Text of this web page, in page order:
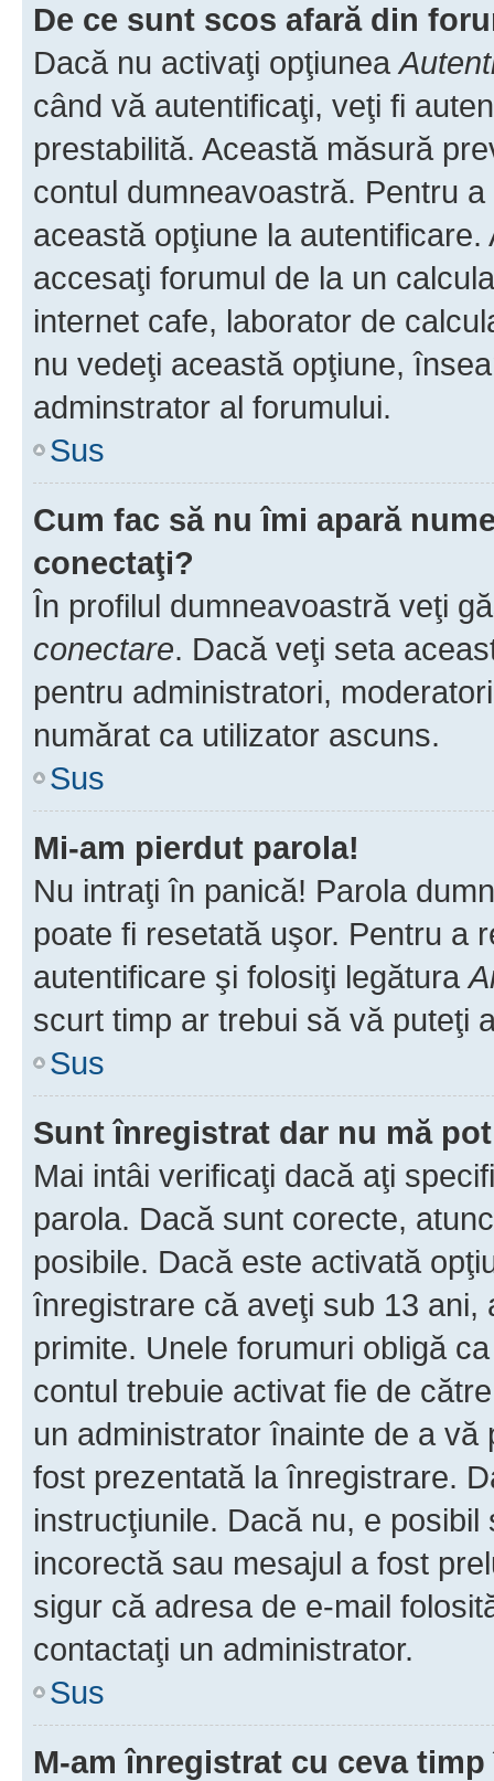
De ce sunt scos afară din
Dacă nu activaţi opţiunea
când vă autentificaţi, veţi fi
prestabilită. Această măsură
contul dumneavoastră. Pentru
această opţiune la
accesaţi forumul de la un
internet cafe, laborator de
nu vedeţi această opţiune,
adminstrator al forumului.
Sus
Cum fac să nu îmi apară
conectaţi?
În profilul dumneavoastră veţi
conectare. Dacă veţi seta
pentru administratori,
numărat ca utilizator ascuns.
Sus
Mi-am pierdut parola!
Nu intraţi în panică! Parola
poate fi resetată uşor. Pentru a
autentificare şi folosiţi legătura
scurt timp ar trebui să vă puteţi
Sus
Sunt înregistrat dar nu mă
Mai intâi verificaţi dacă aţi
parola. Dacă sunt corecte,
posibile. Dacă este activată
înregistrare că aveţi sub 13
primite. Unele forumuri obligă
contul trebuie activat fie de
un administrator înainte de a
fost prezentată la înregistrare.
instrucţiunile. Dacă nu, e
incorectă sau mesajul a fost
sigur că adresa de e-mail
contactaţi un administrator.
Sus
M-am înregistrat cu ceva